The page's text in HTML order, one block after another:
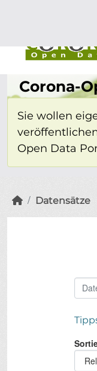
Corona-
Sie wollen
Open Data
Datensätze